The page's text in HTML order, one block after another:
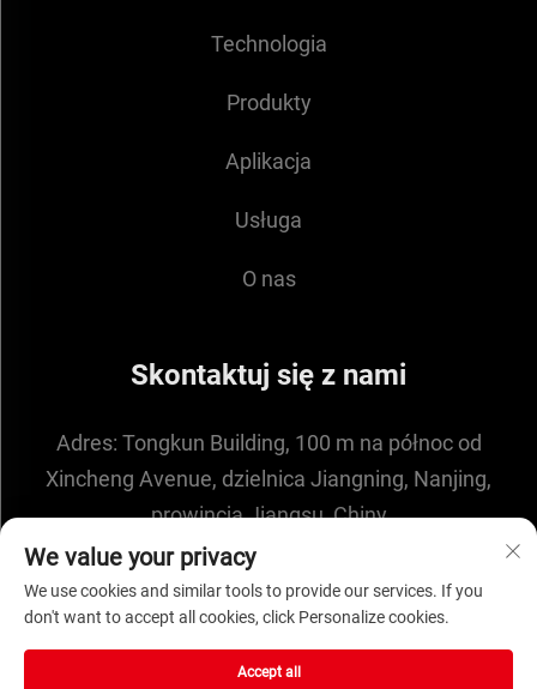
Technologia
Produkty
Aplikacja
Usługa
O nas
Skontaktuj się z nami
Adres: Tongkun Building, 100 m na północ od
Xincheng Avenue, dzielnica Jiangning, Nanjing,
prowincja Jiangsu, Chiny
E-mail: [email protected]
Prawa autorskie © 2025 przez NANJING ENIGMA
We value your privacy
We use cookies and similar tools to provide our services. If you
don't want to accept all cookies, click Personalize cookies.
Accept all